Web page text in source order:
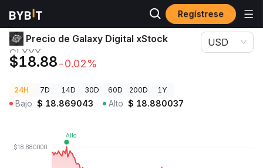
Regístrese
Precios de Criptomonedas Precio de Galaxy Digital xStock GLXYX
Precio de Galaxy Digital xStock
GLXYX
$18.88-0.02%
USD
24H 7D 14D 30D 60D 200D 1Y
Bajo $ 18.869043 Alto $ 18.880037